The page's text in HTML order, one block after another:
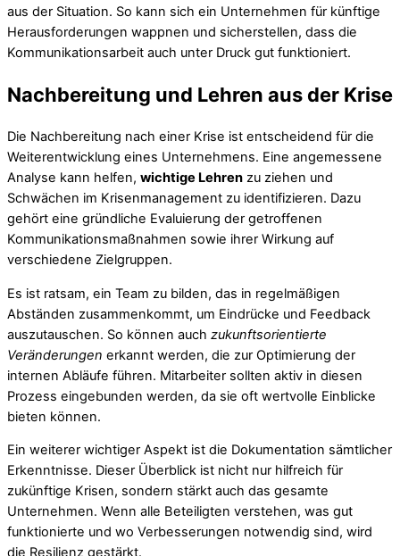
aus der Situation. So kann sich ein Unternehmen für künftige
Herausforderungen wappnen und sicherstellen, dass die
Kommunikationsarbeit auch unter Druck gut funktioniert.
Nachbereitung und Lehren aus der Krise
Die Nachbereitung nach einer Krise ist entscheidend für die
Weiterentwicklung eines Unternehmens. Eine angemessene
Analyse kann helfen, wichtige Lehren zu ziehen und
Schwächen im Krisenmanagement zu identifizieren. Dazu
gehört eine gründliche Evaluierung der getroffenen
Kommunikationsmaßnahmen sowie ihrer Wirkung auf
verschiedene Zielgruppen.
Es ist ratsam, ein Team zu bilden, das in regelmäßigen
Abständen zusammenkommt, um Eindrücke und Feedback
auszutauschen. So können auch zukunftsorientierte
Veränderungen erkannt werden, die zur Optimierung der
internen Abläufe führen. Mitarbeiter sollten aktiv in diesen
Prozess eingebunden werden, da sie oft wertvolle Einblicke
bieten können.
Ein weiterer wichtiger Aspekt ist die Dokumentation sämtlicher
Erkenntnisse. Dieser Überblick ist nicht nur hilfreich für
zukünftige Krisen, sondern stärkt auch das gesamte
Unternehmen. Wenn alle Beteiligten verstehen, was gut
funktionierte und wo Verbesserungen notwendig sind, wird
die Resilienz gestärkt.